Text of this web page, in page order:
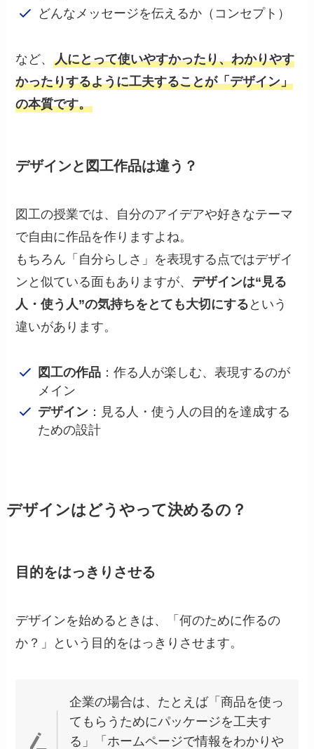
どんなメッセージを伝えるか（コンセプト）
など、人にとって使いやすかったり、わかりやす
かったりするように工夫することが「デザイン」
の本質です。
デザインと図工作品は違う？
図工の授業では、自分のアイデアや好きなテーマ
で自由に作品を作りますよね。
もちろん「自分らしさ」を表現する点ではデザイ
ンと似ている面もありますが、 デザインは“見る
人・使う人”の気持ちをとても大切にする という
違いがあります。
図工の作品：作る人が楽しむ、表現するのが
メイン
デザイン：見る人・使う人の目的を達成する
ための設計
デザインはどうやって決めるの？
目的をはっきりさせる
デザインを始めるときは、「何のために作るの
か？」という目的をはっきりさせます。
企業の場合は、たとえば「商品を使っ
てもらうためにパッケージを工夫す
る」「ホームページで情報をわかりや